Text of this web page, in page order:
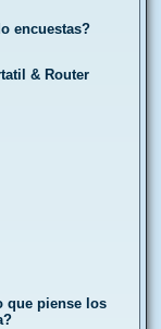
encuestas?
& Router
que piense los